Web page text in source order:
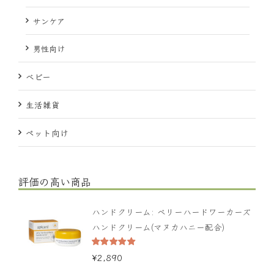
サンケア
男性向け
ベビー
生活雑貨
ペット向け
評価の高い商品
ハンドクリーム: ベリーハードワーカーズ
ハンドクリーム(マヌカハニー配合)
5段階中
5.00の評価
¥2,890